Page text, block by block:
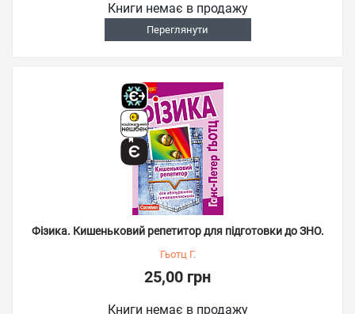
Книги немає в продажу
Переглянути
Фізика. Кишеньковий репетитор для підготовки до ЗНО.
Гьотц Г.
25,00 грн
Книги немає в продажу